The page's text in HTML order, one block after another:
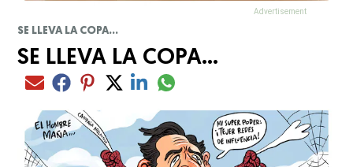
SE LLEVA LA COPA...
SE LLEVA LA COPA...
Compartir el artículo actual mediante Email
Compartir el artículo actual mediante Facebook
Compartir el artículo actual mediante Pinterest
Compartir el artículo actual mediante Twitter
Compartir el artículo actual mediante
Compartir el artículo actual